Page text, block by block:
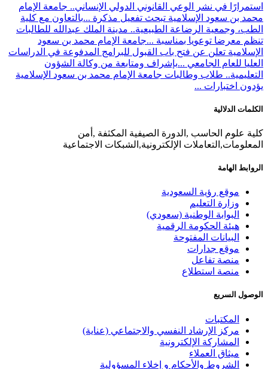
استمرارًا في نشر الوعي القانوني الدولي الإنساني.. جامعة الإمام
محمد بن سعود الإسلامية تبحث تفعيل مذكرة ...بالتعاون مع كلية
الطب، وجمعية الرضاعة الطبيعية.. مدينة الملك عبدالله للطالبات
تنظم معرضا توعويا بمناسبة ...جامعة الإمام محمد بن سعود
الإسلامية تعلن عن فتح باب القبول للبرامج المدفوعة في الدراسات
العليا للعام الجامعي ...بإشراف ومتابعة من وكالة الشؤون
التعليمية.. طلاب وطالبات جامعة الإمام محمد بن سعود الإسلامية
يؤدون اختبارات ...
الكلمات الدلالية
كلية علوم الحاسب ,الدورة الصيفية المكثفة ,أمن
المعلومات,التعاملات الإلكترونية,الشبكات الاجتماعية
الروابط الهامة
موقع رؤية السعودية
وزارة التعليم
البوابة الوطنية (سعودي)
هيئة الحكومة الرقمية
البيانات المفتوحة
موقع جدارات
منصة تفاعل
منصة استطلاع
الوصول السريع
المكتبات
مركز الإرشاد النفسي والاجتماعي (عناية)
المشاركة الإلكترونية
ميثاق العملاء
الشروط والأحكام و إخلاء المسؤولية